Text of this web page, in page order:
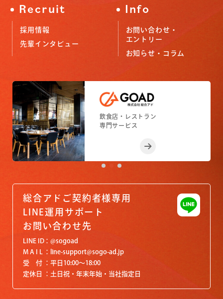
Recruit
採用情報
先輩インタビュー
Info
お問い合わせ・
エントリー
お知らせ・コラム
小売店舗
専門サービス
フィットネスジム
専門サービス
飲食店・レストラン
専門サービス
小売店舗
専門サービス
フィットネスジム
専門サービス
総合アドご契約者様専用
LINE運用サポート
お問い合わせ先
LINE ID
@sogoad
M A I L
line-support@sogo-ad.jp
受 付
平日10:00〜18:00
定休日
土日祝・年末年始・当社指定日